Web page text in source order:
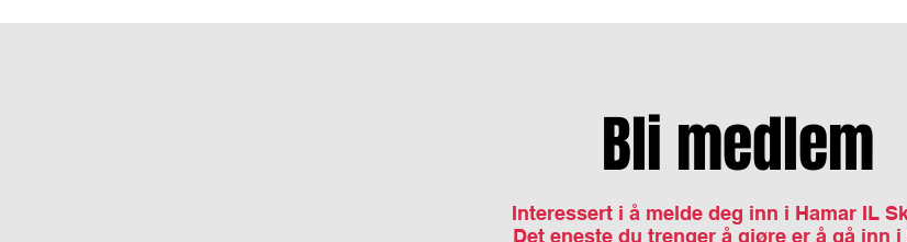
Bli medlem
Interessert i å melde deg inn i Hamar IL
Det eneste du trenger å gjøre er å gå inn i